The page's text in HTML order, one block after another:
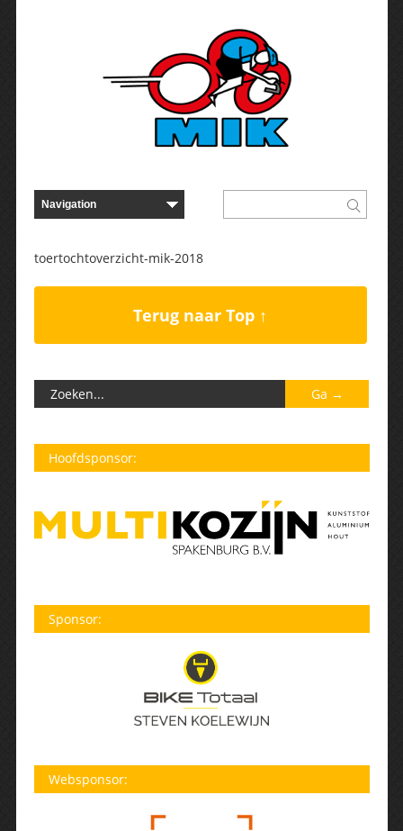
toertochtoverzicht-mik-2018
Terug naar Top ↑
Hoofdsponsor:
Sponsor:
Websponsor: